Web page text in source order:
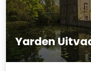
Yarden